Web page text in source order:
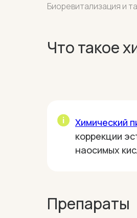
Биоревитализация и
Что такое
Химический
коррекции
наосимых
Препараты